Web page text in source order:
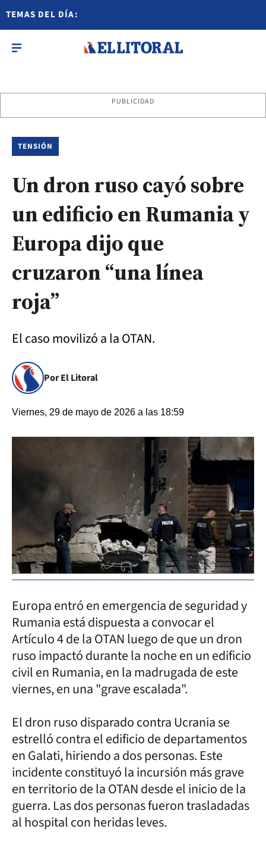
TEMAS DEL DÍA:
PUBLICIDAD
TENSIÓN
Un dron ruso cayó sobre
un edificio en Rumania y
Europa dijo que
cruzaron “una línea
roja”
El caso movilizó a la OTAN.
Por El Litoral
Viernes, 29 de mayo de 2026 a las 18:59
Europa entró en emergencia de seguridad y
Rumania está dispuesta a convocar el
Artículo 4 de la OTAN luego de que un dron
ruso impactó durante la noche en un edificio
civil en Rumania, en la madrugada de este
viernes, en una "grave escalada".
El dron ruso disparado contra Ucrania se
estrelló contra el edificio de departamentos
en Galati, hiriendo a dos personas. Este
incidente constituyó la incursión más grave
en territorio de la OTAN desde el inicio de la
guerra. Las dos personas fueron trasladadas
al hospital con heridas leves.